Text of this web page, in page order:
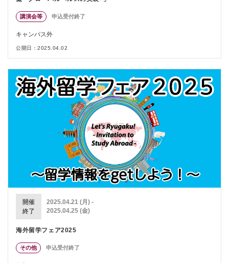
講演会等 申込受付終了
キャンパス外
公開日：2025.04.02
開催
終了
2025.04.21 (月) -
2025.04.25 (金)
海外留学フェア2025
その他 申込受付終了